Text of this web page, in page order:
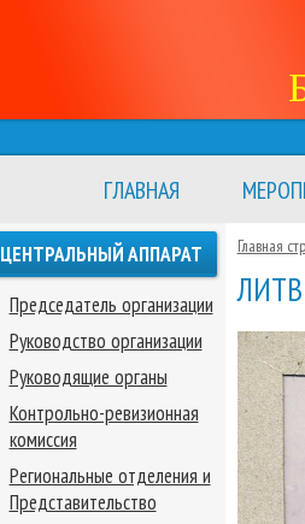
ГЛАВНАЯ
Главная
ЦЕНТРАЛЬНЫЙ АППАРАТ
Председатель организации
Руководство организации
Руководящие органы
Контрольно-ревизионная
комиссия
Региональные отделения и
Представительство